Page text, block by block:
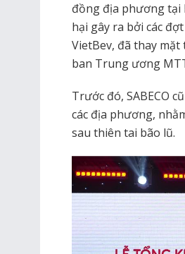
đồng địa phương tại
hại gây ra bởi các
VietBev, đã thay
ban Trung ương
Trước đó, SABECO
các địa phương,
sau thiên tai bão lũ.